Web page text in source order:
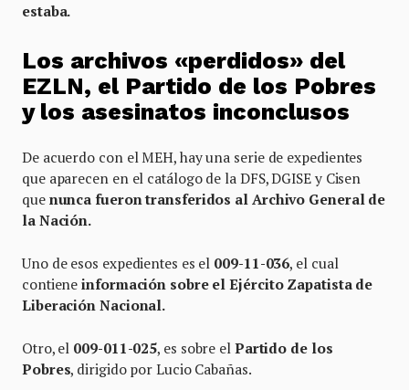
estaba.
Los archivos «perdidos» del
EZLN, el Partido de los Pobres
y los asesinatos inconclusos
De acuerdo con el MEH, hay una serie de expedientes
que aparecen en el catálogo de la DFS, DGISE y Cisen
que nunca fueron transferidos al Archivo General de
la Nación.
Uno de esos expedientes es el 009-11-036, el cual
contieneinformación sobre el Ejército Zapatista de
Liberación Nacional.
Otro, el 009-011-025, es sobre el Partido de los
Pobres, dirigido por Lucio Cabañas.